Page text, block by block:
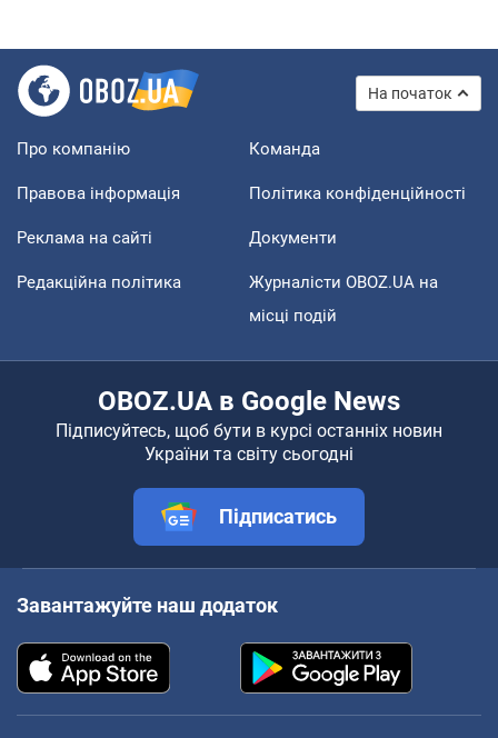
На початок
Про компанію Команда
Правова інформація Політика конфіденційності
Реклама на сайті Документи
Редакційна політика
Журналісти OBOZ.UA на
місці подій
OBOZ.UA в Google News
Підписуйтесь, щоб бути в курсі останніх новин
України та світу сьогодні
Підписатись
Завантажуйте наш додаток